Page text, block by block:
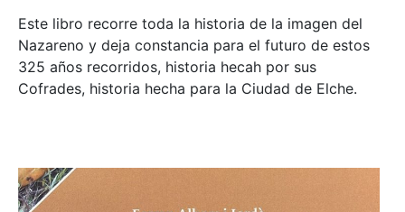
Este libro recorre toda la historia de la imagen del
Nazareno y deja constancia para el futuro de estos
325 años recorridos, historia hecah por sus
Cofrades, historia hecha para la Ciudad de Elche.